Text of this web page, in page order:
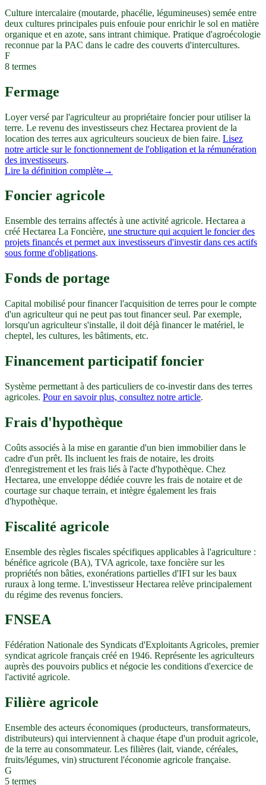
Culture intercalaire (moutarde, phacélie, légumineuses) semée entre
deux cultures principales puis enfouie pour enrichir le sol en matière
organique et en azote, sans intrant chimique. Pratique d'agroécologie
reconnue par la PAC dans le cadre des couverts d'intercultures.
F
8 termes
Fermage
Loyer versé par l'agriculteur au propriétaire foncier pour utiliser la
terre. Le revenu des investisseurs chez Hectarea provient de la
location des terres aux agriculteurs soucieux de bien faire. Lisez
notre article sur le fonctionnement de l'obligation et la rémunération
des investisseurs.
Lire la définition complète→
Foncier agricole
Ensemble des terrains affectés à une activité agricole. Hectarea a
créé Hectarea La Foncière, une structure qui acquiert le foncier des
projets financés et permet aux investisseurs d'investir dans ces actifs
sous forme d'obligations.
Fonds de portage
Capital mobilisé pour financer l'acquisition de terres pour le compte
d'un agriculteur qui ne peut pas tout financer seul. Par exemple,
lorsqu'un agriculteur s'installe, il doit déjà financer le matériel, le
cheptel, les cultures, les bâtiments, etc.
Financement participatif foncier
Système permettant à des particuliers de co-investir dans des terres
agricoles. Pour en savoir plus, consultez notre article.
Frais d'hypothèque
Coûts associés à la mise en garantie d'un bien immobilier dans le
cadre d'un prêt. Ils incluent les frais de notaire, les droits
d'enregistrement et les frais liés à l'acte d'hypothèque. Chez
Hectarea, une enveloppe dédiée couvre les frais de notaire et de
courtage sur chaque terrain, et intègre également les frais
d'hypothèque.
Fiscalité agricole
Ensemble des règles fiscales spécifiques applicables à l'agriculture :
bénéfice agricole (BA), TVA agricole, taxe foncière sur les
propriétés non bâties, exonérations partielles d'IFI sur les baux
ruraux à long terme. L'investisseur Hectarea relève principalement
du régime des revenus fonciers.
FNSEA
Fédération Nationale des Syndicats d'Exploitants Agricoles, premier
syndicat agricole français créé en 1946. Représente les agriculteurs
auprès des pouvoirs publics et négocie les conditions d'exercice de
l'activité agricole.
Filière agricole
Ensemble des acteurs économiques (producteurs, transformateurs,
distributeurs) qui interviennent à chaque étape d'un produit agricole,
de la terre au consommateur. Les filières (lait, viande, céréales,
fruits/légumes, vin) structurent l'économie agricole française.
G
5 termes